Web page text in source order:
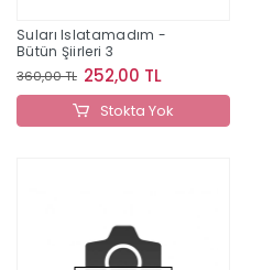
Suları Islatamadım -
Bütün Şiirleri 3
360,00 TL 252,00 TL
Stokta Yok